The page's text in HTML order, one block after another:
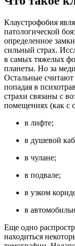
Клаустрофобия
патологической
определенное
сильный страх.
в самых тяжелых
планеты. Но за
Остальные считают
попадая в
страхи связаны с
помещениях (как с
в лифте;
в душевой
в чулане;
в подвале;
в узком
в
Еще одно
находиться